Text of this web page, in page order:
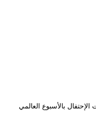
بالأسبوع العالمي